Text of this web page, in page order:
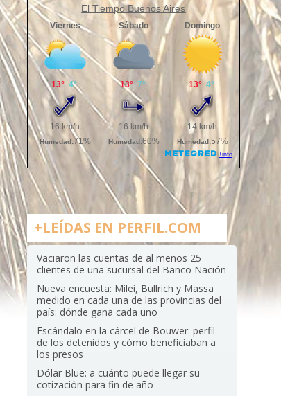
El Tiempo Buenos Aires
+LEÍDAS EN PERFIL.COM
Vaciaron las cuentas de al menos 25
clientes de una sucursal del Banco Nación
Nueva encuesta: Milei, Bullrich y Massa
medido en cada una de las provincias del
país: dónde gana cada uno
Escándalo en la cárcel de Bouwer: perfil
de los detenidos y cómo beneficiaban a
los presos
Dólar Blue: a cuánto puede llegar su
cotización para fin de año